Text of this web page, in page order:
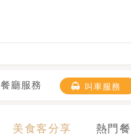
餐廳服務 叫車服務
美食客分享 熱門